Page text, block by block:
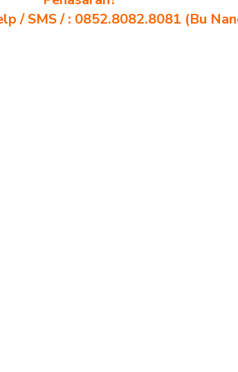
/ SMS / : 0852.8082.8081 (Bu